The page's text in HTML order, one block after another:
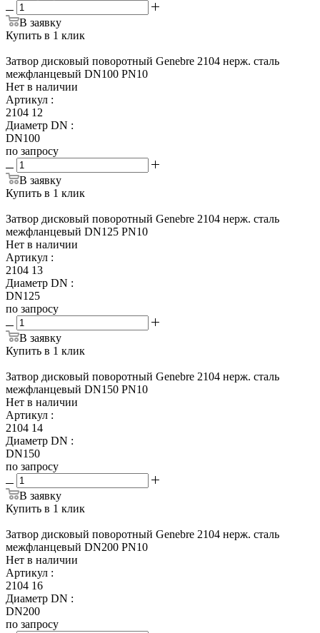
В заявку
Купить в 1 клик
Затвор дисковый поворотный Genebre 2104 нерж. сталь
межфланцевый DN100 PN10
Нет в наличии
Артикул :
2104 12
Диаметр DN :
DN100
по запросу
В заявку
Купить в 1 клик
Затвор дисковый поворотный Genebre 2104 нерж. сталь
межфланцевый DN125 PN10
Нет в наличии
Артикул :
2104 13
Диаметр DN :
DN125
по запросу
В заявку
Купить в 1 клик
Затвор дисковый поворотный Genebre 2104 нерж. сталь
межфланцевый DN150 PN10
Нет в наличии
Артикул :
2104 14
Диаметр DN :
DN150
по запросу
В заявку
Купить в 1 клик
Затвор дисковый поворотный Genebre 2104 нерж. сталь
межфланцевый DN200 PN10
Нет в наличии
Артикул :
2104 16
Диаметр DN :
DN200
по запросу